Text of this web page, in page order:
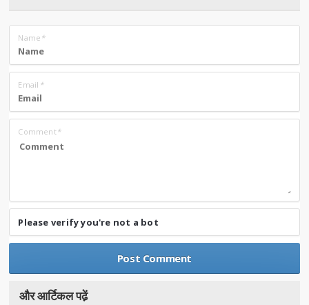
Name *
Email *
Comment*
Please verify you're not a bot
और आर्टिकल पढे़ं